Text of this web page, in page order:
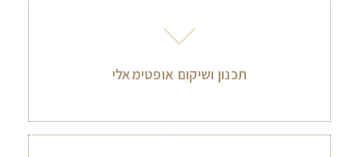
תכנון ושיקום אופטימאלי